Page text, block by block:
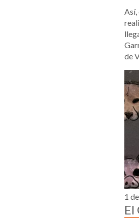
de
1
El